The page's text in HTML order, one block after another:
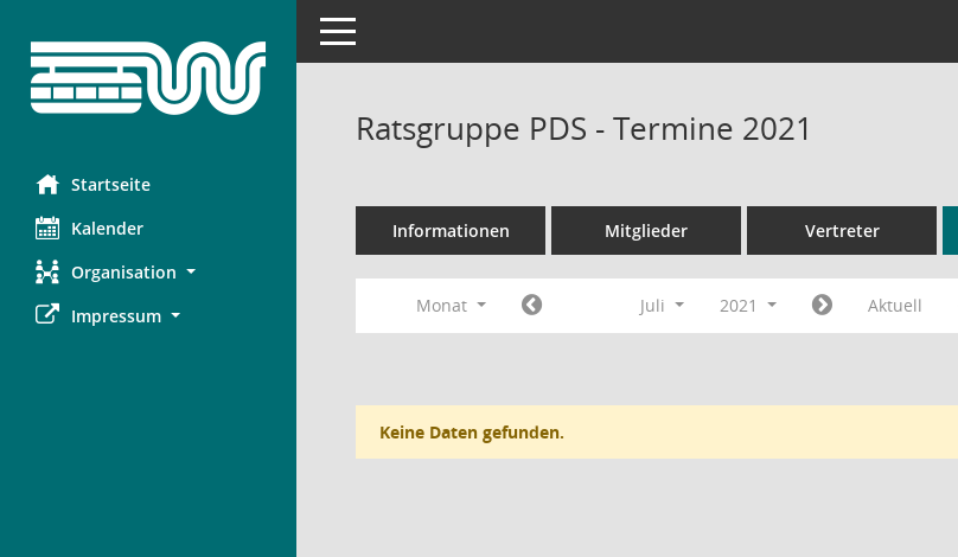
Startseite
Kalender
Organisation
Impressum
Toggle navigation
Ratsgruppe PDS - Termine 2021
Informationen Mitglieder Vertreter
Monat Juli 2021 Aktuell
Keine Daten gefunden.